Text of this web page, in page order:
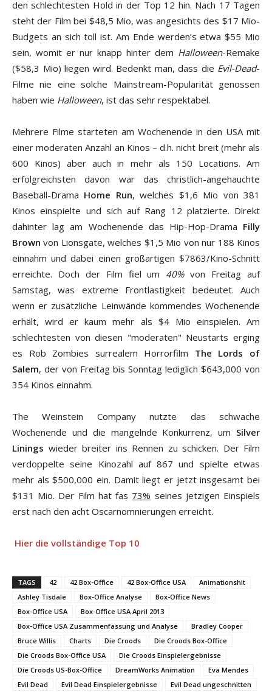
den schlechtesten Hold in der Top 12 hin. Nach 17 Tagen
steht der Film bei $48,5 Mio, was angesichts des $17 Mio-
Budgets an sich toll ist. Am Ende werden’s etwa $55 Mio
sein, womit er nur knapp hinter dem Halloween-Remake
($58,3 Mio) liegen wird. Bedenkt man, dass die Evil-Dead-
Filme nie eine solche Mainstream-Popularität genossen
haben wie Halloween, ist das sehr respektabel.
Mehrere Filme starteten am Wochenende in den USA mit
einer moderaten Anzahl an Kinos – d.h. nicht breit (mehr als
600 Kinos) aber auch in mehr als 150 Locations. Am
erfolgreichsten davon war das christlich-angehauchte
Baseball-Drama Home Run, welches $1,6 Mio von 381
Kinos einspielte und sich auf Rang 12 platzierte. Direkt
dahinter lag am Wochenende das Hip-Hop-Drama Filly
Brown von Lionsgate, welches $1,5 Mio von nur 188 Kinos
einnahm und dabei einen großartigen $7863/Kino-Schnitt
erreichte. Doch der Film fiel um 40%von Freitag auf
Samstag, was extreme Frontlastigkeit bedeutet. Auch
wenn er zusätzliche Leinwände kommendes Wochenende
erhält, wird er kaum mehr als $4 Mio einspielen. Am
schlechtesten von diesen "moderaten" Neustarts erging
es Rob Zombies surrealem Horrorfilm The Lords of
Salem, der von Freitag bis Sonntag lediglich $643,000 von
354 Kinos einnahm.
The Weinstein Company nutzte das schwache
Wochenende und die mangelnde Konkurrenz, um Silver
Linings wieder breiter ins Rennen zu schicken. Der Film
verdoppelte seine Kinozahl auf 867 und spielte etwas
mehr als $500,000 ein. Damit liegt er jetzt insgesamt bei
$131 Mio. Der Film hat fas 73% seines jetzigen Einspiels
erst nach den acht Oscarnomnierungen erreicht.
Hier die vollständige Top 10
TAGS 42 42 Box-Office 42 Box-Office USA
Animationshit
Ashley Tisdale
Box-Office Analyse
Box-Office News
Box-Office USA
Box-Office USA April 2013
Box-Office USA Zusammenfassung und Analyse
Bradley Cooper
Bruce Willis
Charts Die Croods
Die Croods Box-Office
Die Croods Box-Office USA
Die Croods Einspielergebnisse
Die Croods US-Box-Office
DreamWorks Animation
Eva Mendes
Evil Dead
Evil Dead Einspielergebnisse
Evil Dead ungeschnitten